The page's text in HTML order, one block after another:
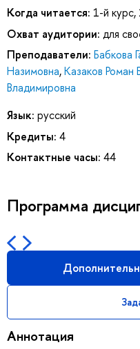
Когда читается: 1-й
Охват аудитории: для
Преподаватели: Бабкова
Назимовна,Казаков Роман
Владимировна
Язык: русский
Кредиты: 4
Контактные часы: 44
Программа
Аннотация